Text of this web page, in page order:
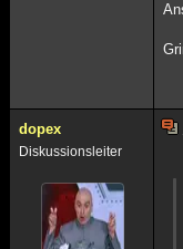
dopex
Diskussionsleiter